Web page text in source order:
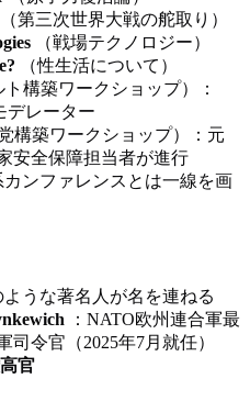
（第三次世界大戦の舵取り）
（戦場テクノロジー）
（性生活について）
ト構築ワークショップ）：
デレーター
構築ワークショップ）：元
安全保障担当者が進行
ンファレンスとは一線を画
うな著名人が名を連ねる
：NATO欧州連合軍最
司令官（2025年7月就任）
官